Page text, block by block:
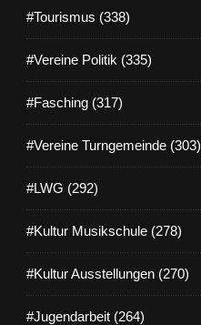
#Tourismus (338)
#Vereine Politik (335)
#Fasching (317)
#Vereine Turngemeinde (303)
#LWG (292)
#Kultur Musikschule (278)
#Kultur Ausstellungen (270)
#Jugendarbeit (264)